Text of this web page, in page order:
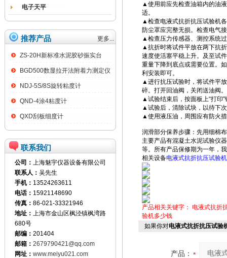
电子天平
推荐产品 更多...
ZS-20H新标准水泥胶砂振实台
BGD500数显拉开法附着力测定仪
NDJ-5S/8S旋转粘度计
QND-4涂4粘度计
QXD刮板细度计
联系我们
公司： 上海魅宇仪器设备有限公司
联系人： 吴先生
手机： 13524263611
电话： 15921148690
传真： 86-021-33321946
地址： 上海市金山区枫泾镇枫湾路
680号
邮编： 201404
邮箱： 2679790421@qq.com
网址： www.meiyu021.com
▲使用前应先检查油箱内的油
适。
▲检查电液式抗折抗压试验机
防尘罩应完整无损。检查电气
▲检查压力传感器、测控系统
▲抗折时将试件平放在两下抗
速度使活塞平稳上升。及至试
重量下降到 底点或需要位置。
利安装即可。
▲进行抗压试验时，将试件平
碎。打开回油阀，关闭送油阀。
▲试验结束后，按面板上“打印
▲试验后，清除试块，以待下
▲使用液压油，周围应有防火
润滑部分保养步骤：先用细棉
主要产品有混凝土水泥试验仪
等。所有产品保修期为一年，
相关设备电液式抗折抗压试验机
产品相关关键字： 电液式抗折
验机多少钱
如果你对电液式抗折抗压试验
产品：